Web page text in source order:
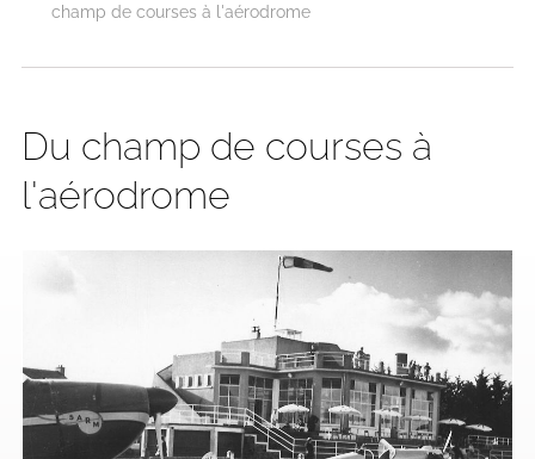
champ de courses à l'aérodrome
Du champ de courses à
l'aérodrome